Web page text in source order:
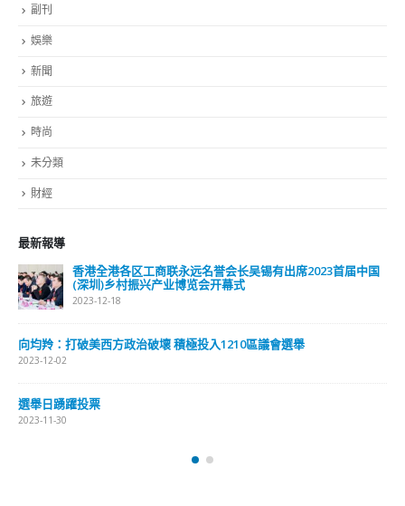
副刊
娛樂
新聞
旅遊
時尚
未分類
財經
最新報導
香港全港各区工商联永远名誉会长吴锡有出席2023首届中国
(深圳)乡村振兴产业博览会开幕式
2023-12-18
向均羚：打破美西方政治破壞 積極投入1210區議會選舉
2023-12-02
選舉日踴躍投票
2023-11-30